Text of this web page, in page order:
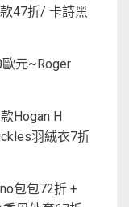
47折/ 卡詩黑
元~Roger
Hogan H
羽絨衣7折
包包72折 +